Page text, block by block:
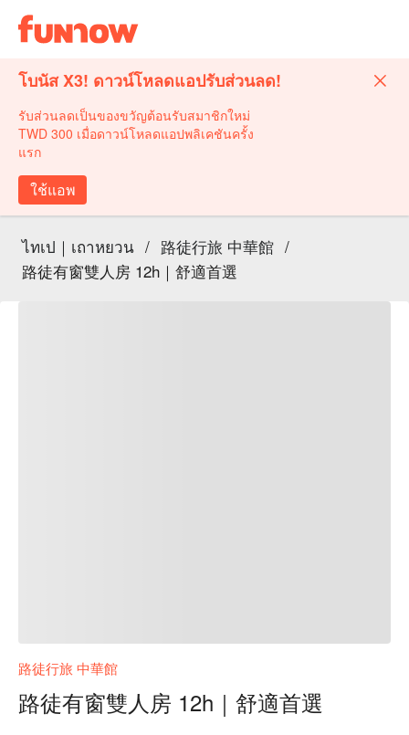
โบนัส X3! ดาวน์โหลดแอปรับส่วนลด!
รับส่วนลดเป็นของขวัญต้อนรับสมาชิกใหม่
TWD 300 เมื่อดาวน์โหลดแอปพลิเคชันครั้ง
แรก
ใช้แอพ
ไทเป｜เถาหยวน / 路徒行旅 中華館 /
路徒有窗雙人房 12h｜舒適首選
路徒行旅 中華館
路徒有窗雙人房 12h｜舒適首選